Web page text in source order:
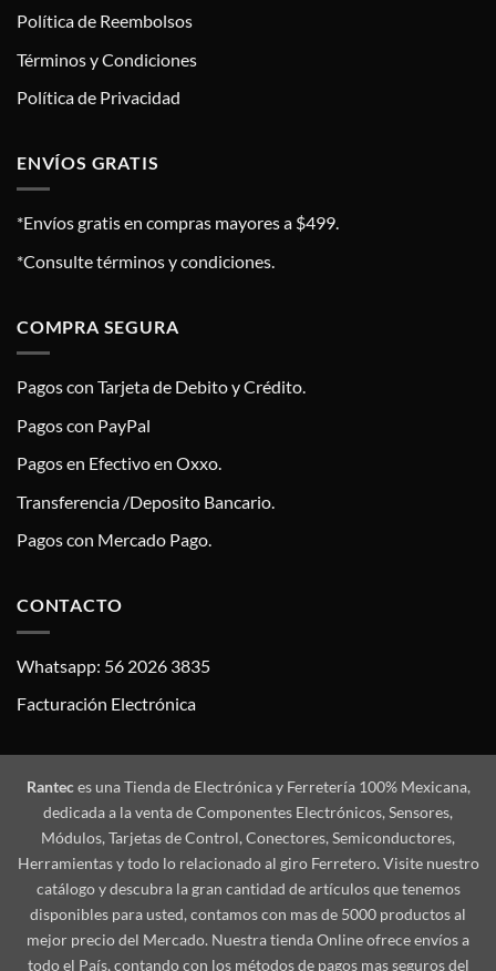
Política de Reembolsos
Términos y Condiciones
Política de Privacidad
ENVÍOS GRATIS
*Envíos gratis en compras mayores a $499.
*Consulte términos y condiciones.
COMPRA SEGURA
Pagos con Tarjeta de Debito y Crédito.
Pagos con PayPal
Pagos en Efectivo en Oxxo.
Transferencia /Deposito Bancario.
Pagos con Mercado Pago.
CONTACTO
Whatsapp: 56 2026 3835
Facturación Electrónica
Ranteces una Tienda de Electrónica y Ferretería 100% Mexicana,
dedicada a la venta de Componentes Electrónicos, Sensores,
Módulos, Tarjetas de Control, Conectores, Semiconductores,
Herramientas y todo lo relacionado al giro Ferretero. Visite nuestro
catálogo y descubra la gran cantidad de artículos que tenemos
disponibles para usted, contamos con mas de 5000 productos al
mejor precio del Mercado. Nuestra tienda Online ofrece envíos a
todo el País, contando con los métodos de pagos mas seguros del